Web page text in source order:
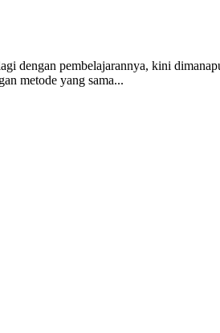
dengan pembelajarannya, kini
metode yang sama...